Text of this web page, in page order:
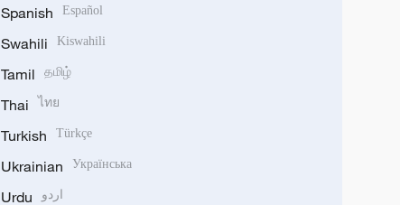
Spanish Español
Swahili Kiswahili
Tamil தமிழ்
Thai ไทย
Turkish Türkçe
Ukrainian Українська
Urdu اردو